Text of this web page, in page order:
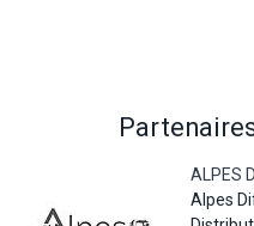
ALPES
Alpes